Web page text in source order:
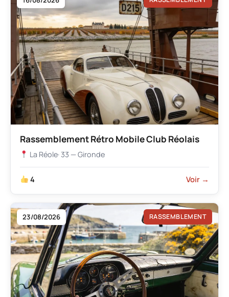
Rassemblement Rétro Mobile Club Réolais
La Réole· 33 — Gironde
4 Voir →
23/08/2026 RASSEMBLEMENT